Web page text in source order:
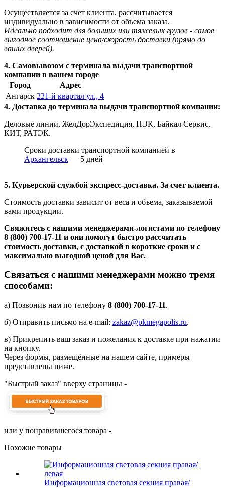
Осуществляется за счет клиента, рассчитывается
индивидуально в зависимости от объема заказа.
Идеально подходит для больших или тяжелых грузов - самое
выгодное соотношение цена/скорость доставки (прямо до
ваших дверей).
4. Самовывозом с терминала выдачи транспортной
компании в вашем городе
Город
Адрес
Ангарск 221-й квартал ул., 4
4. Доставка до терминала выдачи транспортной компании:
Деловые линии, ЖелДорЭкспедиция, ПЭК, Байкал Сервис,
КИТ, РАТЭК.
Сроки доставки транспортной компанией в
Архангельск — 5 дней
5. Курьерской службой экспресс-доставка. За счет клиента.
Стоимость доставки зависит от веса и объема, заказываемой
вами продукции.
Свяжитесь с нашими менеджерами-логистами по телефону
8 (800) 700-17-11 и они помогут быстро рассчитать
стоимость доставки, с доставкой в короткие сроки и с
максимально выгодной ценой для Вас.
Связаться с нашими менеджерами можно тремя
способами:
а) Позвонив нам по телефону 8 (800) 700-17-11.
б) Отправить письмо на e-mail: zakaz@pkmegapolis.ru.
в) Прикрепить ваш заказ и пожелания к доставке при нажатии
на кнопку.
Через формы, размещённые на нашем сайте, примеры
представлены ниже.
"Быстрый заказ" вверху страницы -
или у понравившегося товара -
Похожие товары
Информационная световая секция правая/